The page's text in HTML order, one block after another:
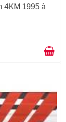
4KM 1995 à